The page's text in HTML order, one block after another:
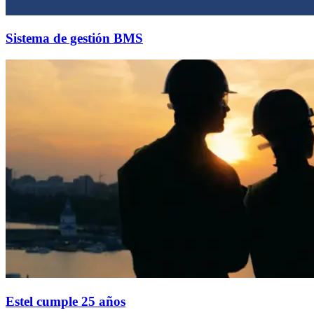
Sistema de gestión BMS
Estel cumple 25 años